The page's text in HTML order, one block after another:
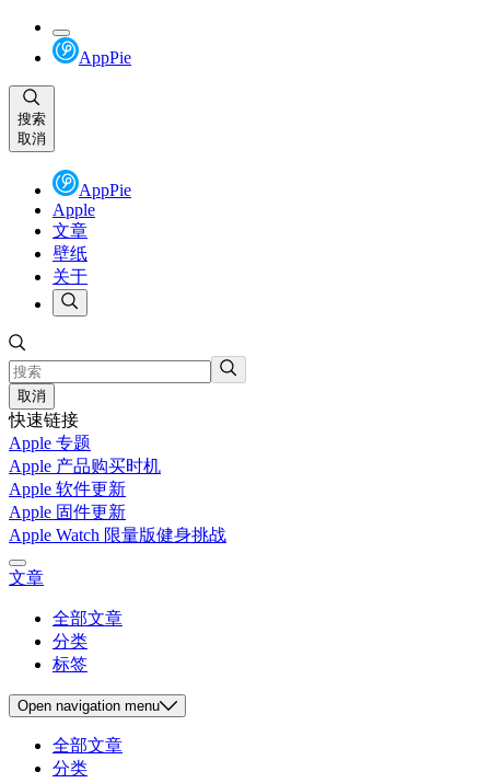
AppPie
搜索
取消
AppPie
Apple
文章
壁纸
关于
取消
快速链接
Apple 专题
Apple 产品购买时机
Apple 软件更新
Apple 固件更新
Apple Watch 限量版健身挑战
文章
全部文章
分类
标签
Open navigation menu
全部文章
分类